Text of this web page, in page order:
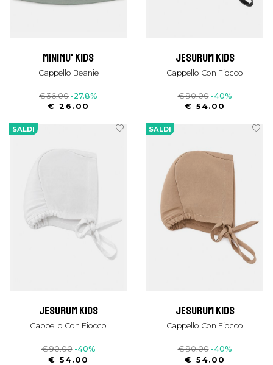
minimu' kids
Cappello Beanie
€ 36.00 -27.8%
€ 26.00
jesurum kids
Cappello Con Fiocco
€ 90.00 -40%
€ 54.00
SALDI
jesurum kids
Cappello Con Fiocco
€ 90.00 -40%
€ 54.00
SALDI
jesurum kids
Cappello Con Fiocco
€ 90.00 -40%
€ 54.00